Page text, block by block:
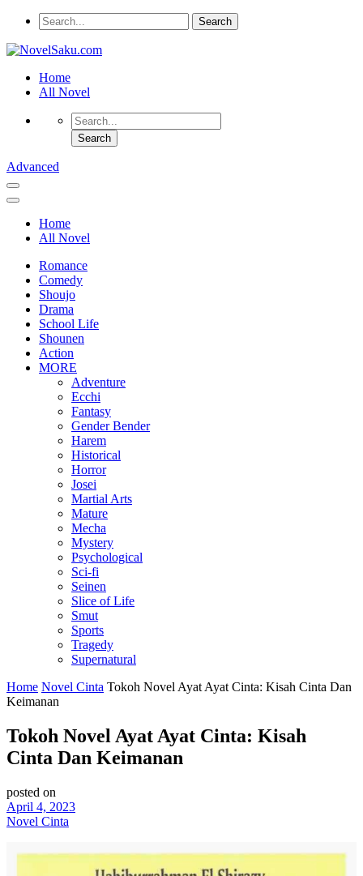
Home
All Novel
Advanced
Home
All Novel
Romance
Comedy
Shoujo
Drama
School Life
Shounen
Action
MORE
Adventure
Ecchi
Fantasy
Gender Bender
Harem
Historical
Horror
Josei
Martial Arts
Mature
Mecha
Mystery
Psychological
Sci-fi
Seinen
Slice of Life
Smut
Sports
Tragedy
Supernatural
Home Novel Cinta Tokoh Novel Ayat Ayat Cinta: Kisah Cinta Dan
Keimanan
Tokoh Novel Ayat Ayat Cinta: Kisah
Cinta Dan Keimanan
posted on
April 4, 2023
Novel Cinta